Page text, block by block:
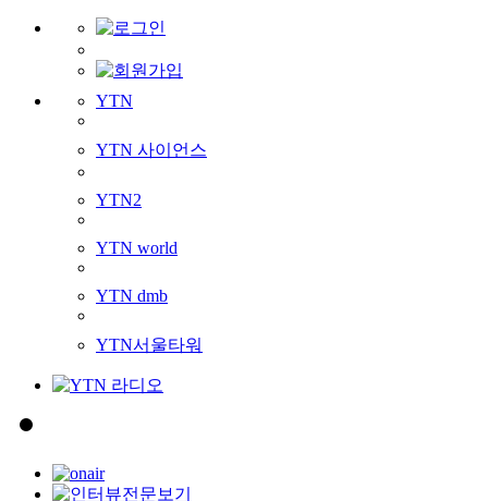
YTN
YTN 사이언스
YTN2
YTN world
YTN dmb
YTN서울타워